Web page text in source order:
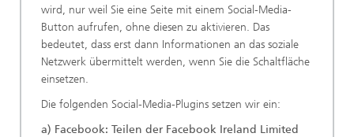
wird, nur weil Sie eine Seite mit einem Social-Media-
Button aufrufen, ohne diesen zu aktivieren. Das
bedeutet, dass erst dann Informationen an das soziale
Netzwerk übermittelt werden, wenn Sie die Schaltfläche
einsetzen.
Die folgenden Social-Media-Plugins setzen wir ein:
a) Facebook: Teilen der Facebook Ireland Limited